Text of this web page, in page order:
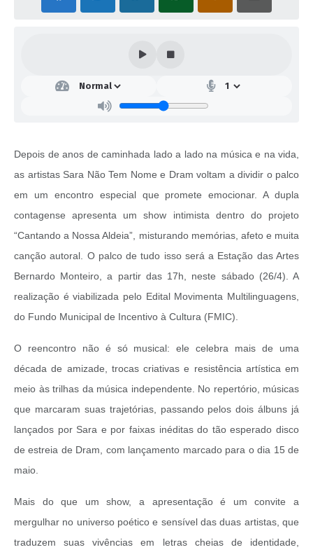
Depois de anos de caminhada lado a lado na música e na vida,
as artistas Sara Não Tem Nome e Dram voltam a dividir o palco
em um encontro especial que promete emocionar. A dupla
contagense apresenta um show intimista dentro do projeto
“Cantando a Nossa Aldeia”, misturando memórias, afeto e muita
canção autoral. O palco de tudo isso será a Estação das Artes
Bernardo Monteiro, a partir das 17h, neste sábado (26/4). A
realização é viabilizada pelo Edital Movimenta Multilinguagens,
do Fundo Municipal de Incentivo à Cultura (FMIC).
O reencontro não é só musical: ele celebra mais de uma
década de amizade, trocas criativas e resistência artística em
meio às trilhas da música independente. No repertório, músicas
que marcaram suas trajetórias, passando pelos dois álbuns já
lançados por Sara e por faixas inéditas do tão esperado disco
de estreia de Dram, com lançamento marcado para o dia 15 de
maio.
Mais do que um show, a apresentação é um convite a
mergulhar no universo poético e sensível das duas artistas, que
traduzem suas vivências em letras cheias de identidade,